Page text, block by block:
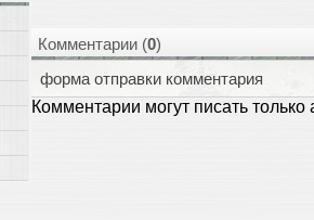
Комментарии (0)
форма отправки комментария
Комментарии могут писать